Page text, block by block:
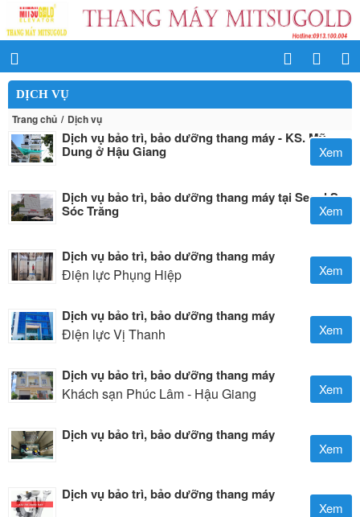
DỊCH VỤ
Trang chủ Dịch vụ
Dịch vụ bảo trì, bảo dưỡng thang máy - KS. Mỹ
Dung ở Hậu Giang Xem
Dịch vụ bảo trì, bảo dưỡng thang máy tại Seoul Spa
Sóc Trăng Xem
Dịch vụ bảo trì, bảo dưỡng thang máy
Điện lực Phụng Hiệp Xem
Dịch vụ bảo trì, bảo dưỡng thang máy
Điện lực Vị Thanh Xem
Dịch vụ bảo trì, bảo dưỡng thang máy
Khách sạn Phúc Lâm - Hậu Giang Xem
Dịch vụ bảo trì, bảo dưỡng thang máy
Xem
Dịch vụ bảo trì, bảo dưỡng thang máy
Xem